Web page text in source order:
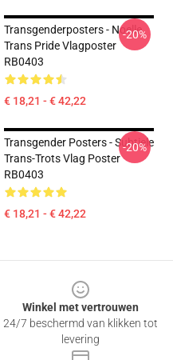
Transgenderposters - Noelle
Trans Pride Vlagposter
RB0403
€ 18,21 - € 42,22
-20%
Transgender Posters - Subtiele
Trans-Trots Vlag Poster
RB0403
€ 18,21 - € 42,22
-20%
Winkel met vertrouwen
24/7 beschermd van klikken tot
levering